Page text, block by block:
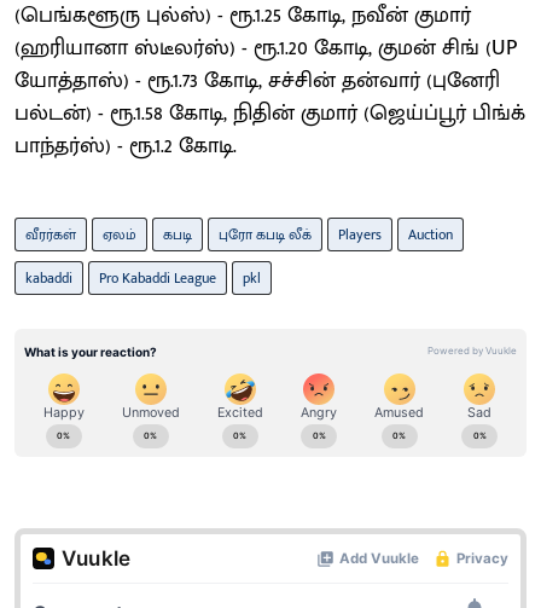
(பெங்களூரு புல்ஸ்) - ரூ.1.25 கோடி, நவீன் குமார்
(ஹரியானா ஸ்டீலர்ஸ்) - ரூ.1.20 கோடி, குமன் சிங் (UP
யோத்தாஸ்) - ரூ.1.73 கோடி, சச்சின் தன்வார் (புனேரி
பல்டன்) - ரூ.1.58 கோடி, நிதின் குமார் (ஜெய்ப்பூர் பிங்க்
பாந்தர்ஸ்) - ரூ.1.2 கோடி.
வீரர்கள் ஏலம் கபடி புரோ கபடி லீக் Players
Auction
kabaddi
Pro Kabaddi League pkl